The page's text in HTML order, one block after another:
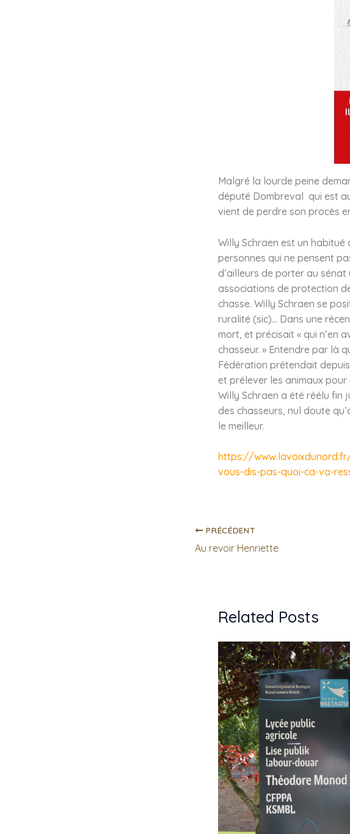
Malgré la lourde peine
député Dombreval qui est
vient de perdre son procès
Willy Schraen est un
personnes qui ne pensent
d’ailleurs de porter au
associations de protection
chasse. Willy Schraen se
ruralité (sic)… Dans une
mort, et précisait « qui n’en
chasseur. » Entendre par là
Fédération prétendait
et prélever les animaux
Willy Schraen a été réélu fin
des chasseurs, nul doute
le meilleur.
https://
vous-dis-pas-quoi-ca-va-
PRÉCÉDENT
Au revoir Henriette
Related Posts